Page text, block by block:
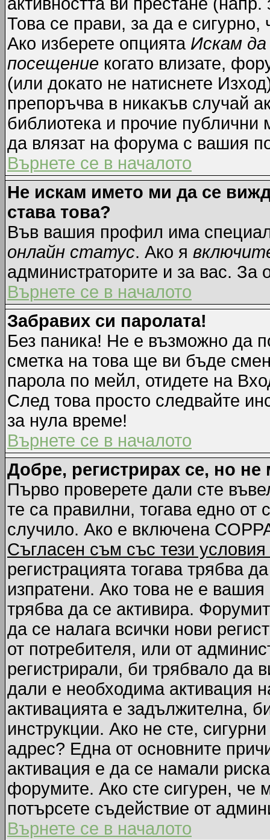
Това се прави, за да е
Ако изберете опцията Искам
посещение когато влизате,
(или докато не натиснете
препоръчва в никакъв случай
библиотека и прочие публични
да влязат на форума с вашия
Върнете се в началото
Не искам името ми да се
става това?
Във вашия профил има
онлайн статус. Ако я
администраторите и за вас. За
Върнете се в началото
Забравих си паролата!
Без паника! Не е възможно да
сметка на това ще ви бъде
парола по мейл, отидете на
След това просто следвайте
за нула време!
Върнете се в началото
Добре, регистрирах се, но не
Първо проверете дали сте
те са правилни, тогава едно
случило. Ако е включена
Съгласен съм със тези
регистрацията тогава трябва
изпратени. Ако това не е
трябва да се активира.
да се налага всички нови
от потребителя, или от
регистрирали, би трябвало да
дали е необходима активация
активацията е задължителна,
инструкции. Ако не сте,
адрес? Една от основните
активация е да се намали
форумите. Ако сте сигурен, че
потърсете съдействие от
Върнете се в началото